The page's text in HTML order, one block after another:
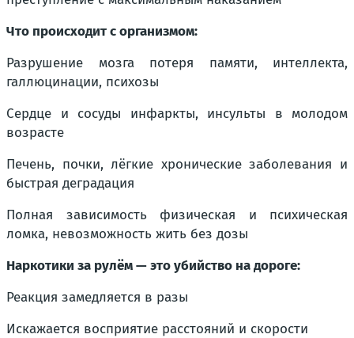
Что происходит с организмом:
Разрушение мозга потеря памяти, интеллекта,
галлюцинации, психозы
Сердце и сосуды инфаркты, инсульты в молодом
возрасте
Печень, почки, лёгкие хронические заболевания и
быстрая деградация
Полная зависимость физическая и психическая
ломка, невозможность жить без дозы
Наркотики за рулём — это убийство на дороге:
Реакция замедляется в разы
Искажается восприятие расстояний и скорости